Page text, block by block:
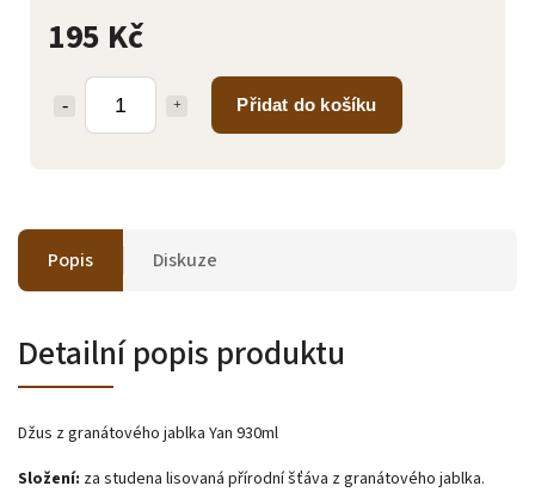
195 Kč
Přidat do košíku
Popis Diskuze
Detailní popis produktu
Džus z granátového jablka Yan 930ml
Složení: za studena lisovaná přírodní šťáva z granátového jablka.